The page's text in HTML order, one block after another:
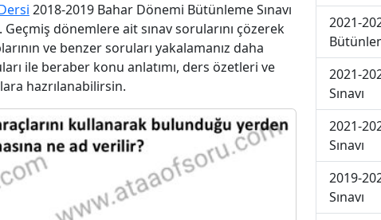
2018-2019 Bahar Dönemi Bütünleme Sınavı
Geçmiş dönemlere ait sınav sorularını çözerek
ve benzer soruları yakalamanız daha
ile beraber konu anlatımı, ders özetleri ve
hazrılanabilirsin.
2021-
2021-
Sınavı
2021-
Sınavı
2019-
Sınavı